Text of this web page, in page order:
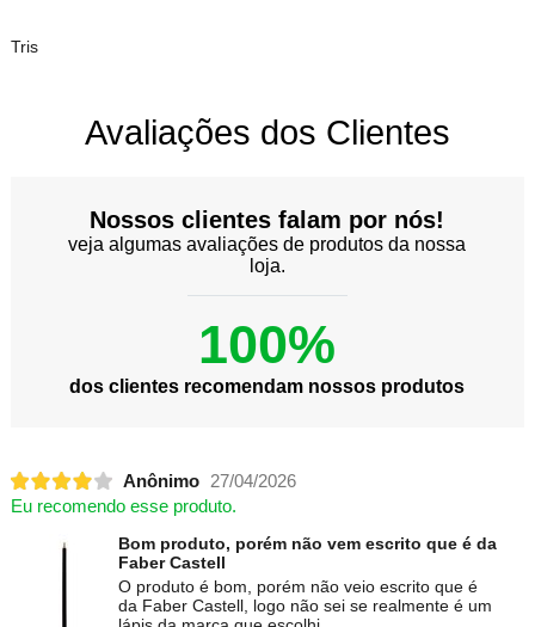
Tris
Avaliações dos Clientes
Nossos clientes falam por nós!
veja algumas avaliações de produtos da nossa
loja.
100%
dos clientes recomendam nossos produtos
Anônimo
27/04/2026
Eu recomendo esse produto.
Bom produto, porém não vem escrito que é da
Faber Castell
O produto é bom, porém não veio escrito que é
da Faber Castell, logo não sei se realmente é um